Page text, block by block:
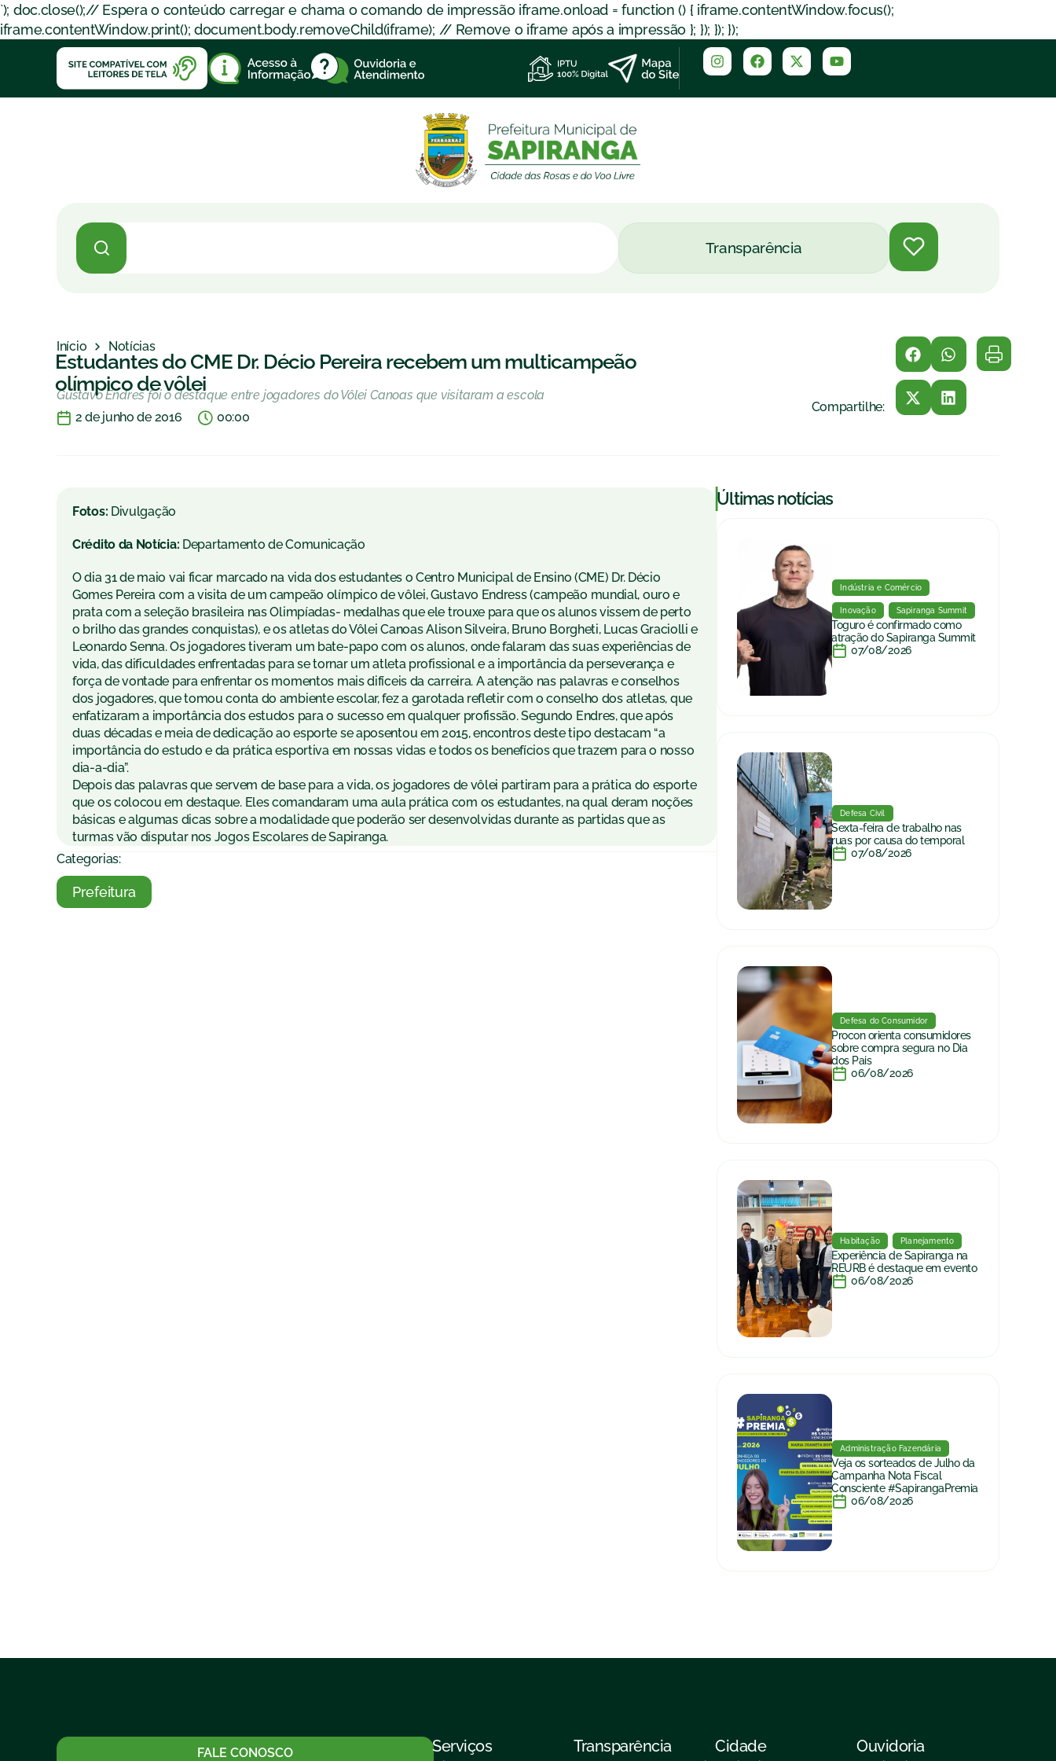
`); doc.close();// Espera o conteúdo carregar e chama o comando de impressão iframe.onload = function () { iframe.contentWindow.focus();
iframe.contentWindow.print(); document.body.removeChild(iframe); // Remove o iframe após a impressão }; }); }); });
Transparência
Início Notícias
Estudantes do CME Dr. Décio Pereira recebem um multicampeão
olímpico de vôlei
Gustavo Endres foi o destaque entre jogadores do Vôlei Canoas que visitaram a escola
2 de junho de 2016
00:00
Compartilhe:
Fotos: Divulgação
Crédito da Notícia: Departamento de Comunicação
O dia 31 de maio vai ficar marcado na vida dos estudantes o Centro Municipal de Ensino (CME) Dr. Décio
Gomes Pereira com a visita de um campeão olímpico de vôlei, Gustavo Endress (campeão mundial, ouro e
prata com a seleção brasileira nas Olimpíadas- medalhas que ele trouxe para que os alunos vissem de perto
o brilho das grandes conquistas), e os atletas do Vôlei Canoas Alison Silveira, Bruno Borgheti, Lucas Graciolli e
Leonardo Senna. Os jogadores tiveram um bate-papo com os alunos, onde falaram das suas experiências de
vida, das dificuldades enfrentadas para se tornar um atleta profissional e a importância da perseverança e
força de vontade para enfrentar os momentos mais difíceis da carreira. A atenção nas palavras e conselhos
dos jogadores, que tomou conta do ambiente escolar, fez a garotada refletir com o conselho dos atletas, que
enfatizaram a importância dos estudos para o sucesso em qualquer profissão. Segundo Endres, que após
duas décadas e meia de dedicação ao esporte se aposentou em 2015, encontros deste tipo destacam “a
importância do estudo e da prática esportiva em nossas vidas e todos os benefícios que trazem para o nosso
dia-a-dia”.
Depois das palavras que servem de base para a vida, os jogadores de vôlei partiram para a prática do esporte
que os colocou em destaque. Eles comandaram uma aula prática com os estudantes, na qual deram noções
básicas e algumas dicas sobre a modalidade que poderão ser desenvolvidas durante as partidas que as
turmas vão disputar nos Jogos Escolares de Sapiranga.
Categorias:
Prefeitura
|Últimas notícias
Indústria e Comércio
Inovação Sapiranga Summit
Toguro é confirmado como
atração do Sapiranga Summit
07/08/2026
Defesa Civil
Sexta-feira de trabalho nas
ruas por causa do temporal
07/08/2026
Defesa do Consumidor
Procon orienta consumidores
sobre compra segura no Dia
dos Pais
06/08/2026
Habitação Planejamento
Experiência de Sapiranga na
REURB é destaque em evento
06/08/2026
Administração Fazendária
Veja os sorteados de Julho da
Campanha Nota Fiscal
Consciente #SapirangaPremia
06/08/2026
FALE CONOSCO Serviços Transparência Cidade Ouvidoria